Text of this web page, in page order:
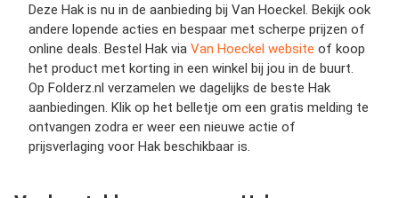
Deze Hak is nu in de aanbieding bij Van Hoeckel. Bekijk ook
andere lopende acties en bespaar met scherpe prijzen of
online deals. Bestel Hak via Van Hoeckel website of koop
het product met korting in een winkel bij jou in de buurt.
Op Folderz.nl verzamelen we dagelijks de beste Hak
aanbiedingen. Klik op het belletje om een gratis melding te
ontvangen zodra er weer een nieuwe actie of
prijsverlaging voor Hak beschikbaar is.